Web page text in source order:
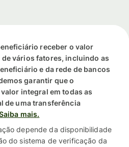
receber o valor
vários fatores, incluindo as
e da rede de bancos
garantir que o
integral em todas as
de uma transferência
mais.
depende da disponibilidade
do sistema de verificação da